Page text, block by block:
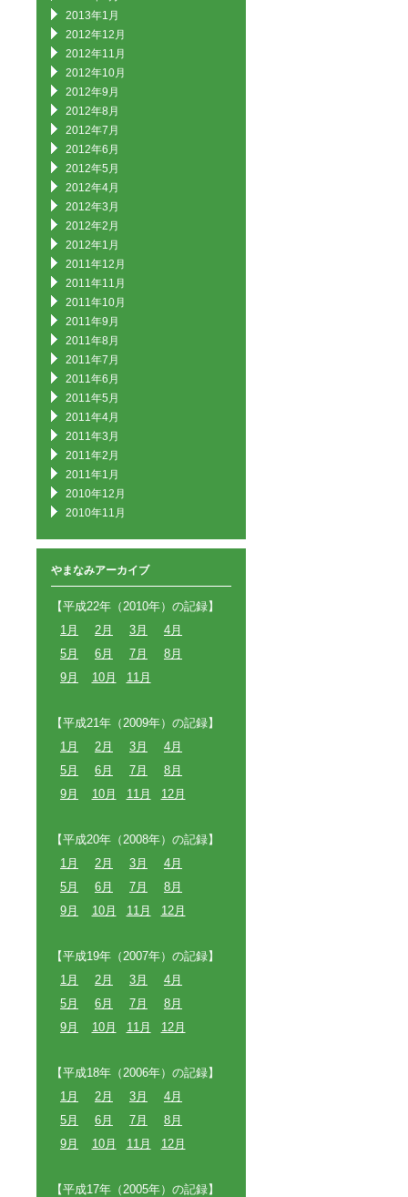
2013年1月
2012年12月
2012年11月
2012年10月
2012年9月
2012年8月
2012年7月
2012年6月
2012年5月
2012年4月
2012年3月
2012年2月
2012年1月
2011年12月
2011年11月
2011年10月
2011年9月
2011年8月
2011年7月
2011年6月
2011年5月
2011年4月
2011年3月
2011年2月
2011年1月
2010年12月
2010年11月
やまなみアーカイブ
【平成22年（2010年）の記録】
1月
2月 3月
4月
5月
6月 7月
8月
9月
10月 11月
【平成21年（2009年）の記録】
1月
2月 3月
4月
5月
6月 7月
8月
9月
10月 11月 12月
【平成20年（2008年）の記録】
1月
2月 3月
4月
5月
6月 7月
8月
9月
10月 11月 12月
【平成19年（2007年）の記録】
1月
2月 3月
4月
5月
6月 7月
8月
9月
10月 11月 12月
【平成18年（2006年）の記録】
1月
2月 3月
4月
5月
6月 7月
8月
9月
10月 11月 12月
【平成17年（2005年）の記録】